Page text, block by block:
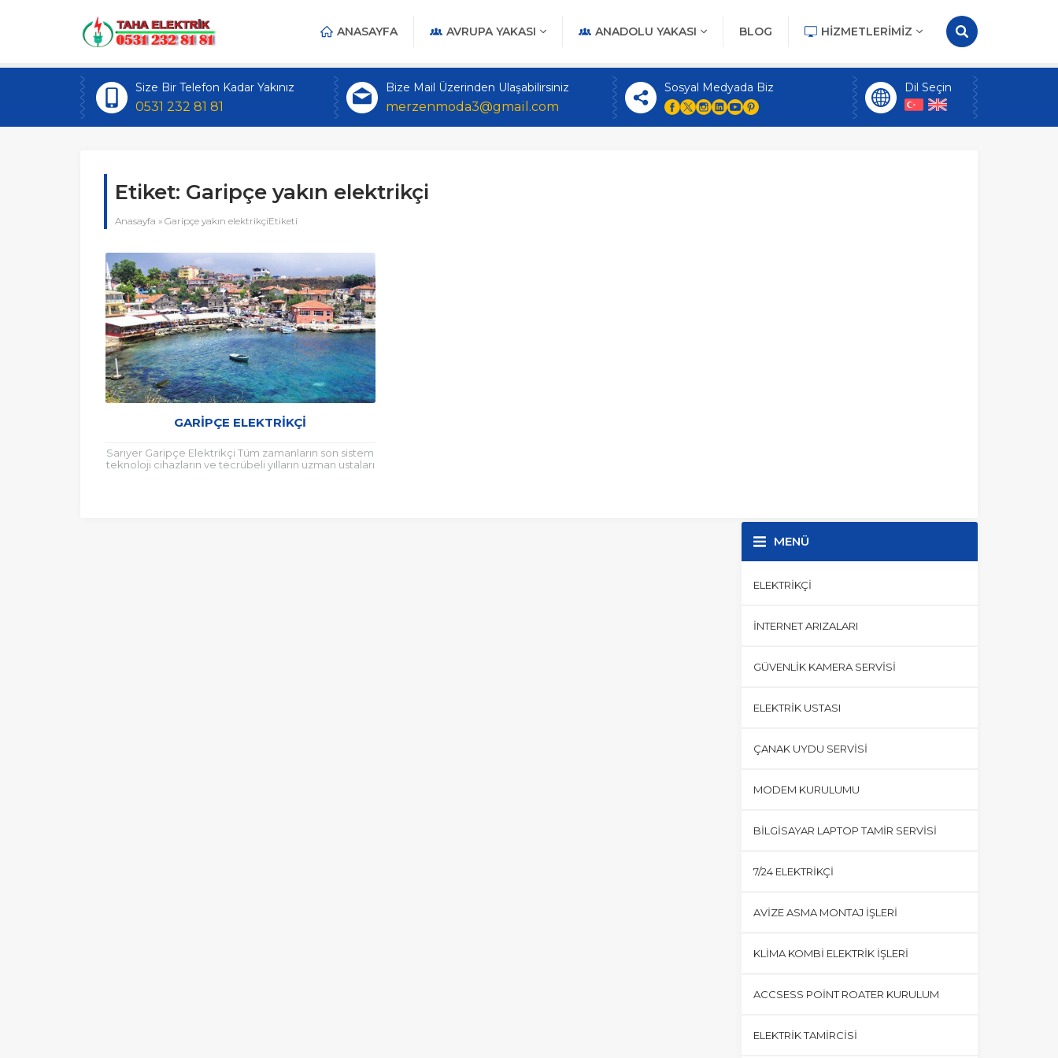
ANASAYFA AVRUPA YAKASI ANADOLU YAKASI BLOG HIZMETLERIMIZ
Size Bir Telefon Kadar Yakınız
0531 232 81 81
Bize Mail Üzerinden Ulaşabilirsiniz
merzenmoda3@gmail.com
Sosyal Medyada Biz Dil Seçin
Etiket: Garipçe yakın elektrikçi
Anasayfa » Garipçe yakın elektrikçiEtiketi
GARIPÇE ELEKTRIKÇI
Sarıyer Garipçe Elektrikçi Tüm zamanların son sistem
teknoloji cihazların ve tecrübeli yılların uzman ustaları
MENÜ
ELEKTRIKÇI
İNTERNET ARIZALARI
GÜVENLIK KAMERA SERVISI
ELEKTRIK USTASI
ÇANAK UYDU SERVISI
MODEM KURULUMU
BILGISAYAR LAPTOP TAMIR SERVISI
7/24 ELEKTRIKÇI
AVIZE ASMA MONTAJ İŞLERI
KLIMA KOMBI ELEKTRIK İŞLERI
ACCSESS POINT ROATER KURULUM
ELEKTRIK TAMIRCISI